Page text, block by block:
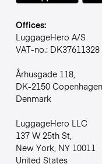
Offices:
LuggageHero A/S
VAT-no.: DK37611328
Århusgade 118,
DK-2150 Copenhagen
Denmark
LuggageHero LLC
137 W 25th St,
New York, NY 10011
United States